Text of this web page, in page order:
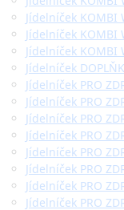
Jídelníček KOMBI
Jídelníček KOMBI
Jídelníček KOMBI
Jídelníček
Jídelníček PRO
Jídelníček PRO
Jídelníček PRO
Jídelníček PRO
Jídelníček PRO
Jídelníček PRO
Jídelníček PRO
Jídelníček PRO